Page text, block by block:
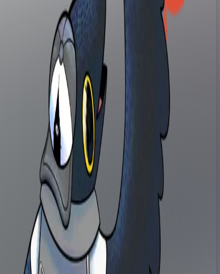
Murales
Artistes
Histoires
À propos
Ajouter une murale
Archives
Répertoire
Éthique et droits des artistes
Confidentialité
Conditions d'utilisation